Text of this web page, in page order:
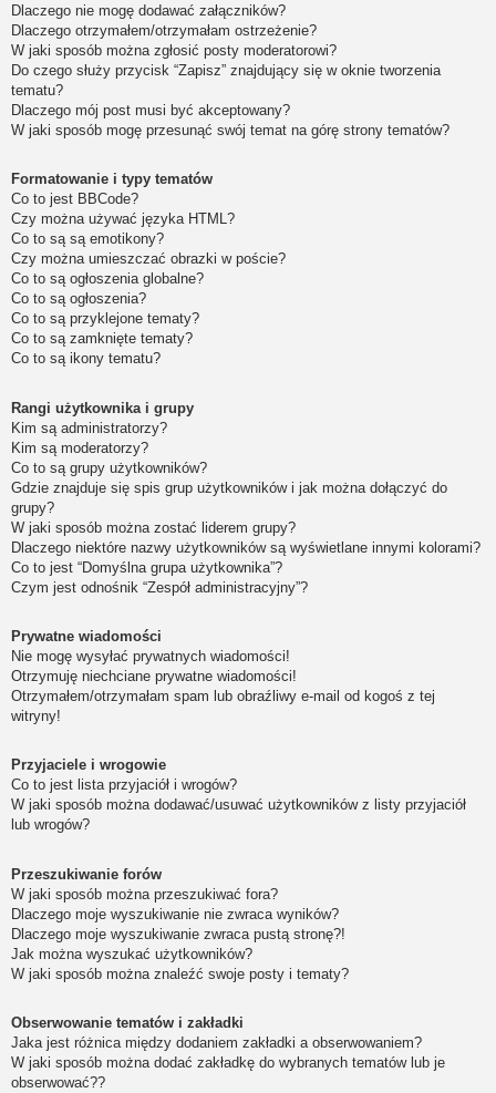
Dlaczego nie mogę dodawać załączników?
Dlaczego otrzymałem/otrzymałam ostrzeżenie?
W jaki sposób można zgłosić posty moderatorowi?
Do czego służy przycisk “Zapisz” znajdujący się w oknie tworzenia
tematu?
Dlaczego mój post musi być akceptowany?
W jaki sposób mogę przesunąć swój temat na górę strony tematów?
Formatowanie i typy tematów
Co to jest BBCode?
Czy można używać języka HTML?
Co to są są emotikony?
Czy można umieszczać obrazki w poście?
Co to są ogłoszenia globalne?
Co to są ogłoszenia?
Co to są przyklejone tematy?
Co to są zamknięte tematy?
Co to są ikony tematu?
Rangi użytkownika i grupy
Kim są administratorzy?
Kim są moderatorzy?
Co to są grupy użytkowników?
Gdzie znajduje się spis grup użytkowników i jak można dołączyć do
grupy?
W jaki sposób można zostać liderem grupy?
Dlaczego niektóre nazwy użytkowników są wyświetlane innymi kolorami?
Co to jest “Domyślna grupa użytkownika”?
Czym jest odnośnik “Zespół administracyjny”?
Prywatne wiadomości
Nie mogę wysyłać prywatnych wiadomości!
Otrzymuję niechciane prywatne wiadomości!
Otrzymałem/otrzymałam spam lub obraźliwy e-mail od kogoś z tej
witryny!
Przyjaciele i wrogowie
Co to jest lista przyjaciół i wrogów?
W jaki sposób można dodawać/usuwać użytkowników z listy przyjaciół
lub wrogów?
Przeszukiwanie forów
W jaki sposób można przeszukiwać fora?
Dlaczego moje wyszukiwanie nie zwraca wyników?
Dlaczego moje wyszukiwanie zwraca pustą stronę?!
Jak można wyszukać użytkowników?
W jaki sposób można znaleźć swoje posty i tematy?
Obserwowanie tematów i zakładki
Jaka jest różnica między dodaniem zakładki a obserwowaniem?
W jaki sposób można dodać zakładkę do wybranych tematów lub je
obserwować??